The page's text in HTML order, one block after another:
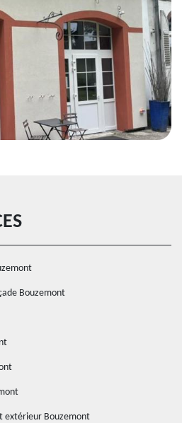
Bouzemont
extérieur Bouzemont